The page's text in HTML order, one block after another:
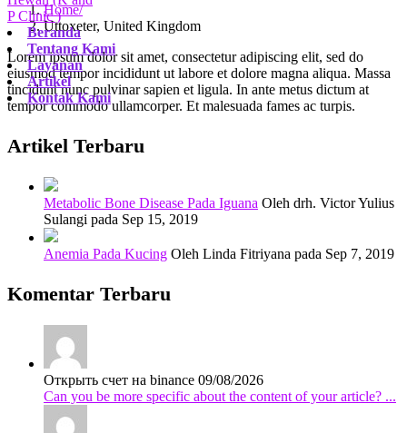
Beranda
Tentang Kami
Layanan
Artikel
Kontak Kami
Home
Uttoxeter, United Kingdom
Lorem ipsum dolor sit amet, consectetur adipiscing elit, sed do
eiusmod tempor incididunt ut labore et dolore magna aliqua. Massa
tincidunt nunc pulvinar sapien et ligula. In ante metus dictum at
tempor commodo ullamcorper. Et malesuada fames ac turpis.
Artikel Terbaru
Metabolic Bone Disease Pada Iguana Oleh drh. Victor Yulius
Sulangi pada Sep 15, 2019
Anemia Pada Kucing Oleh Linda Fitriyana pada Sep 7, 2019
Komentar Terbaru
Открыть счет на binance 09/08/2026
Can you be more specific about the content of your article? ...